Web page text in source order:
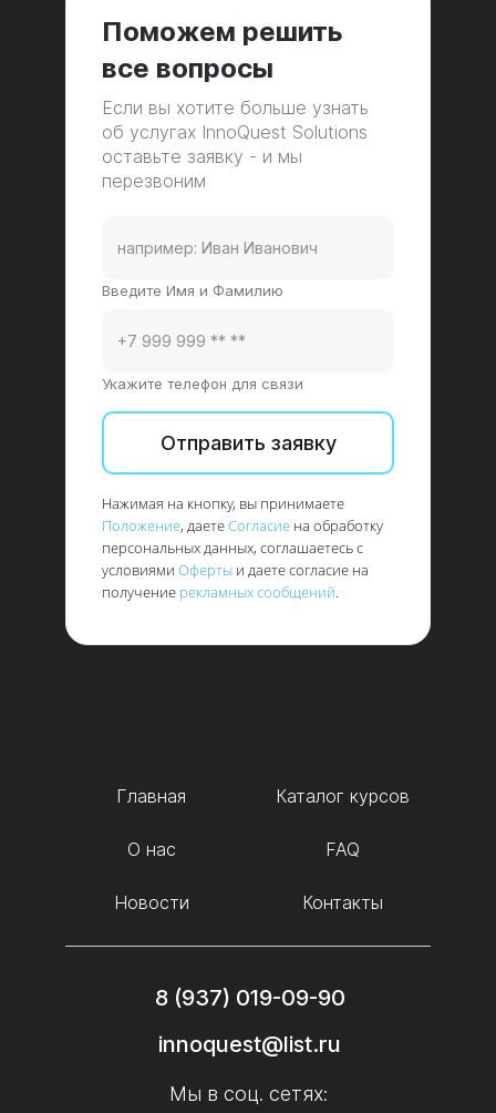
Поможем решить
все вопросы
Если вы хотите больше узнать
об услугах InnoQuest Solutions
оставьте заявку - и мы
перезвоним
Введите Имя и Фамилию
Укажите телефон для связи
Отправить заявку
Нажимая на кнопку, вы принимаете
Положение, даетеСогласие на обработку
персональных данных, соглашаетесь с
условиями Оферты и даете согласие на
получение рекламных сообщений.
Главная
О нас
Новости
Каталог курсов
FAQ
Контакты
8 (937) 019-09-90
innoquest@list.ru
Мы в соц. сетях: